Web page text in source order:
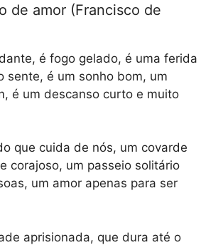
de amor (Francisco de
é fogo gelado, é uma ferida
sente, é um sonho bom, um
é um descanso curto e muito
que cuida de nós, um covarde
corajoso, um passeio solitário
um amor apenas para ser
aprisionada, que dura até o